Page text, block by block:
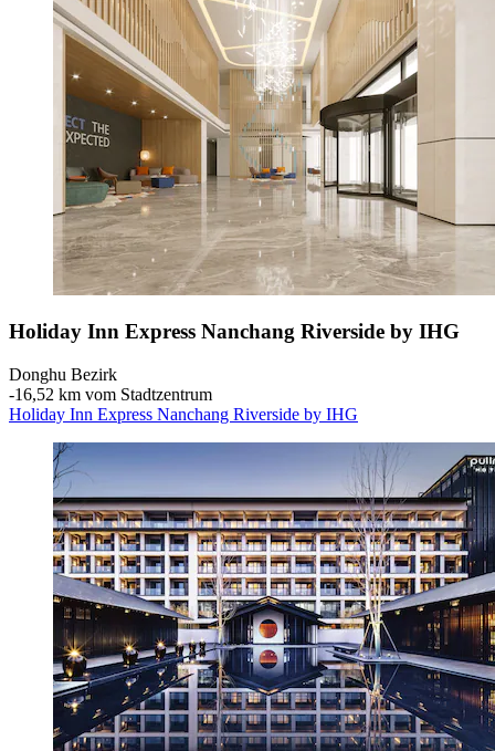
Holiday Inn Express Nanchang Riverside by IHG
Donghu Bezirk
‐16,52 km vom Stadtzentrum
Holiday Inn Express Nanchang Riverside by IHG